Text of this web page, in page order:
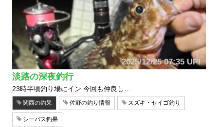
2025/12/25 07:35 UP!
淡路の深夜釣行
23時半頃釣り場にイン 今回も仲良し…
関西の釣果 佐野の釣り情報 スズキ・セイゴ釣り
シーバス釣果